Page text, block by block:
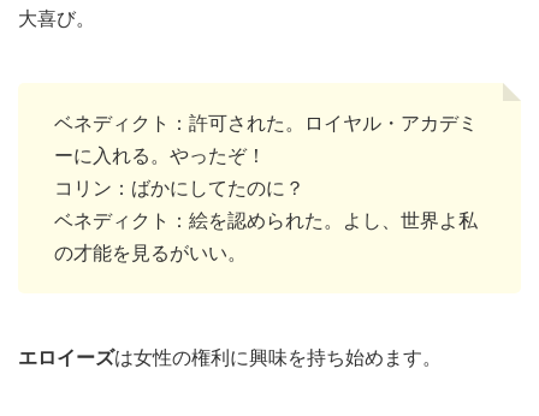
大喜び。
ベネディクト：許可された。ロイヤル・アカデミ
ーに入れる。やったぞ！
コリン：ばかにしてたのに？
ベネディクト：絵を認められた。よし、世界よ私
の才能を見るがいい。
エロイーズは女性の権利に興味を持ち始めます。